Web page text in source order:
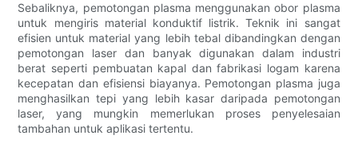
Sebaliknya, pemotongan plasma menggunakan obor plasma
untuk mengiris material konduktif listrik. Teknik ini sangat
efisien untuk material yang lebih tebal dibandingkan dengan
pemotongan laser dan banyak digunakan dalam industri
berat seperti pembuatan kapal dan fabrikasi logam karena
kecepatan dan efisiensi biayanya. Pemotongan plasma juga
menghasilkan tepi yang lebih kasar daripada pemotongan
laser, yang mungkin memerlukan proses penyelesaian
tambahan untuk aplikasi tertentu.